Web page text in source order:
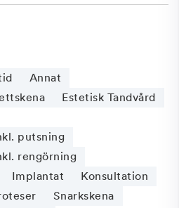
Annat
Estetisk Tandvård
putsning
rengörning
Implantat
Konsultation
Snarkskena